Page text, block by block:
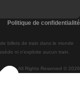
All Rights Reserved © 2026
billets de train dans le monde
ni n'exploite aucun train.
Politique de confidentialité